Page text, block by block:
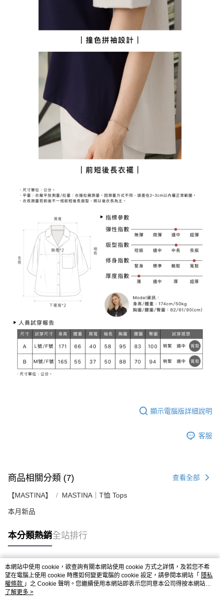
顯示電腦版詳細說明
客服
商品相關分類 (7) 查看全部
【MASTINA】 MASTINA｜T恤 Tops
本月新品
本分類熱銷全站排行
熱門標籤
本網站中使用 cookie，欲查詢有關本網站使用 cookie 方式之詳情，及若您不希
望在電腦上使用 cookie 時應如何變更電腦的 cookie 設定，請參閱本網站「 隱私
權條款 」之 Cookie 聲明。您繼續使用本網站即表示您同意本公司得按本網站使
用條款之 Cookie 聲明使用 cookie。
了解更多 >